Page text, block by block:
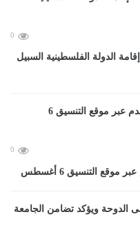
0
الدولة الفلسطينية السبيل
0